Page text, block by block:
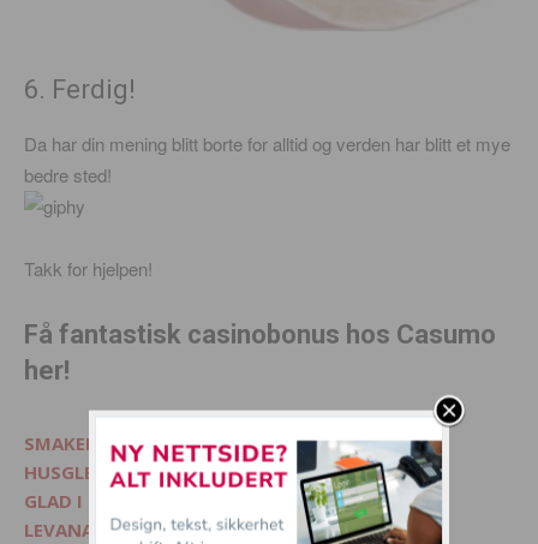
6. Ferdig!
Da har din mening blitt borte for alltid og verden har blitt et mye
bedre sted!
Takk for hjelpen!
Få fantastisk casinobonus hos Casumo
her!
SMAKELIG - Mat, interiør og livsglede
HUSGLEDE.NO - Finn lekre matoppskrifter
GLAD I DYR? - Besøk Morsommedyr.no
LEVANA.NO - Kvinnemagasin på nett